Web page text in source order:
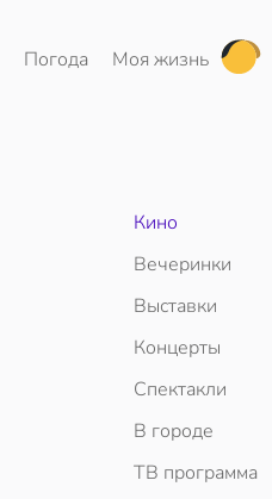
Погода Моя жизнь
Кино
Вечеринки
Выставки
Концерты
Спектакли
В городе
ТВ программа